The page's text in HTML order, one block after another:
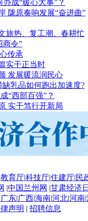
成“暖心大事”？
陇原奏响发展“奋进曲”
旅热、复工潮、春耕忙
商令”
传承
实干正当时
发展暖流润民心
乳品如何跑出加速度?
“西部百强”？
实干笃行开新局
教育厅|科技厅|住建厅|民
|中国兰州网 |甘肃经济
广东|广西|海南|河北|河南|
声明 | 招聘信息